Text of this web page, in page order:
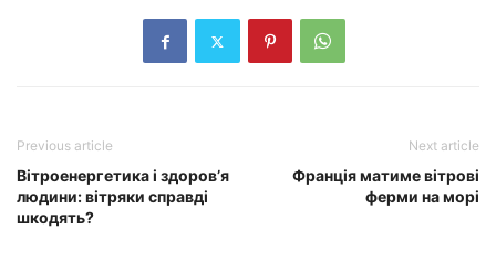
Previous article
Вітроенергетика і здоров’я
людини: вітряки cправді
шкодять?
Next article
Франція матиме вітрові
ферми на морі